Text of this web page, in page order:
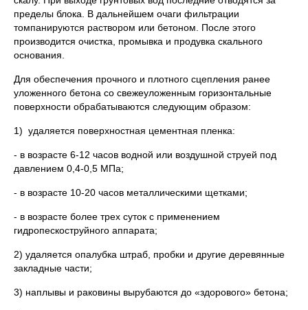
пределы блока. В дальнейшем очаги фильтрации
томпанируются раствором или бетоном. После этого
производится очистка, промывка и продувка скального
основания.
Для обеспечения прочного и плотного сцепления ранее
уложенного бетона со свежеуложенным горизонтальные
поверхности обрабатываются следующим образом:
1) удаляется поверхностная цементная пленка:
- в возрасте 6-12 часов водной или воздушной струей под
давлением 0,4-0,5 МПа;
- в возрасте 10-20 часов металлическими щетками;
- в возрасте более трех суток с применением
гидропескоструйного аппарата;
2) удаляется опалубка штраб, пробки и другие деревянные
закладные части;
3) наплывы и раковины вырубаются до «здорового» бетона;